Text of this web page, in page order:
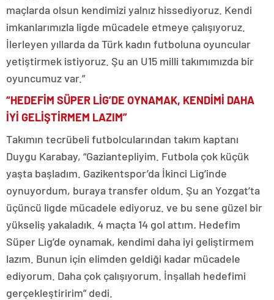
maçlarda olsun kendimizi yalnız hissediyoruz. Kendi
imkanlarımızla ligde mücadele etmeye çalışıyoruz.
İlerleyen yıllarda da Türk kadın futboluna oyuncular
yetiştirmek istiyoruz. Şu an U15 milli takımımızda bir
oyuncumuz var.”
“HEDEFİM SÜPER LİG’DE OYNAMAK, KENDİMİ DAHA
İYİ GELİŞTİRMEM LAZIM”
Takımın tecrübeli futbolcularından takım kaptanı
Duygu Karabay, “Gaziantepliyim. Futbola çok küçük
yaşta başladım. Gazikentspor’da İkinci Lig’inde
oynuyordum, buraya transfer oldum. Şu an Yozgat’ta
üçüncü ligde mücadele ediyoruz. ve bu sene güzel bir
yükseliş yakaladık. 4 maçta 14 gol attım. Hedefim
Süper Lig’de oynamak, kendimi daha iyi geliştirmem
lazım. Bunun için elimden geldiği kadar mücadele
ediyorum. Daha çok çalışıyorum. İnşallah hedefimi
gerçekleştiririm” dedi.